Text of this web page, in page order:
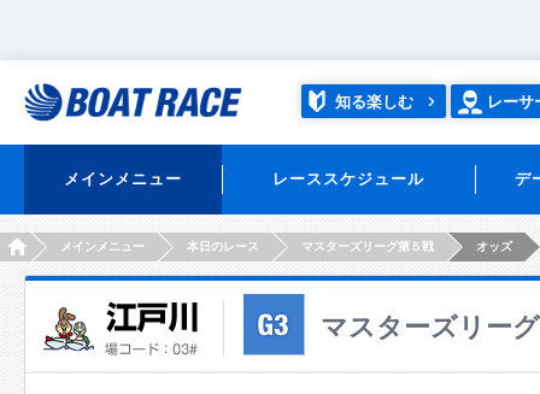
知る楽しむ レーサ
メインメニュー レーススケジュール デ
HOMEメインメニュー 本日のレース マスターズリーグ第５戦 オッズ
マスターズリー